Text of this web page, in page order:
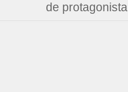
de protagonista